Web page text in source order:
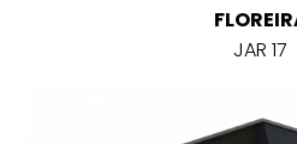
JAR 17